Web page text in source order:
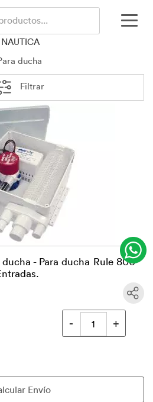
NAUTICA
ducha
Filtrar
- Para ducha Rule 800